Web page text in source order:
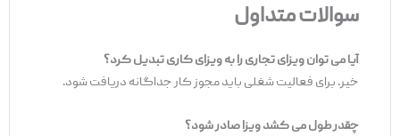
سوالات متداول
آیا می‌توان ویزای تجاری را به ویزای کاری تبدیل کرد؟
خیر. برای فعالیت شغلی باید مجوز کار جداگانه دریافت شود.
چقدر طول می‌کشد ویزا صادر شود؟